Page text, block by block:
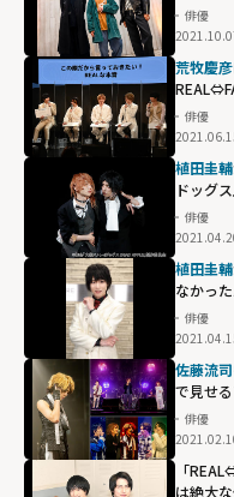
俳優
荒牧慶彦
俳優
植田圭輔
ドッグ
俳優
植田圭輔
なかった
俳優
佐藤流司
で見せ
俳優
「
は絶大